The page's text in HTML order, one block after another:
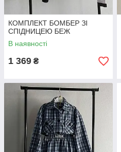
КОМПЛЕКТ БОМБЕР ЗІ
СПІДНИЦЕЮ БЕЖ
В наявності
1 369 ₴